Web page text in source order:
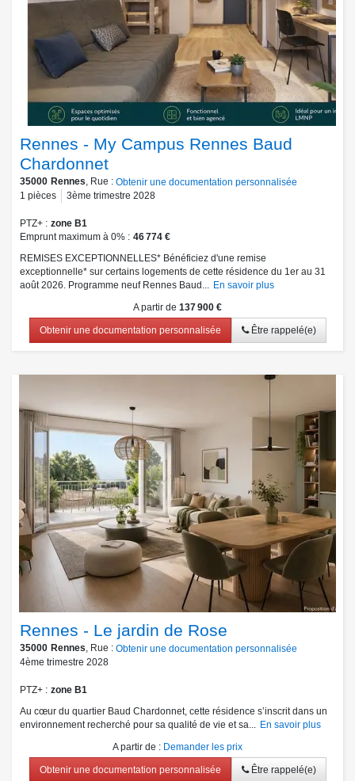
Rennes - My Campus Rennes Baud
Chardonnet
35000 Rennes, Rue : Obtenir une documentation personnalisée
1 pièces 3ème trimestre 2028
PTZ+
zone B1
Emprunt maximum à 0%
46 774 €
REMISES EXCEPTIONNELLES* Bénéficiez d'une remise
exceptionnelle* sur certains logements de cette résidence du 1er au 31
août 2026. Programme neuf Rennes Baud... En savoir plus
A partir de 137 900 €
Obtenir une documentation personnalisée Être rappelé(e)
Rennes - Le jardin de Rose
35000 Rennes, Rue : Obtenir une documentation personnalisée
4ème trimestre 2028
PTZ+
zone B1
Au cœur du quartier Baud Chardonnet, cette résidence s’inscrit dans un
environnement recherché pour sa qualité de vie et sa... En savoir plus
A partir de : Demander les prix
Obtenir une documentation personnalisée Être rappelé(e)